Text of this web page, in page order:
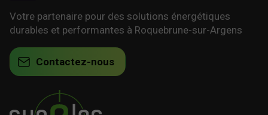
Votre partenaire pour des solutions énergétiques
durables et performantes à Roquebrune-sur-Argens
Contactez-nous